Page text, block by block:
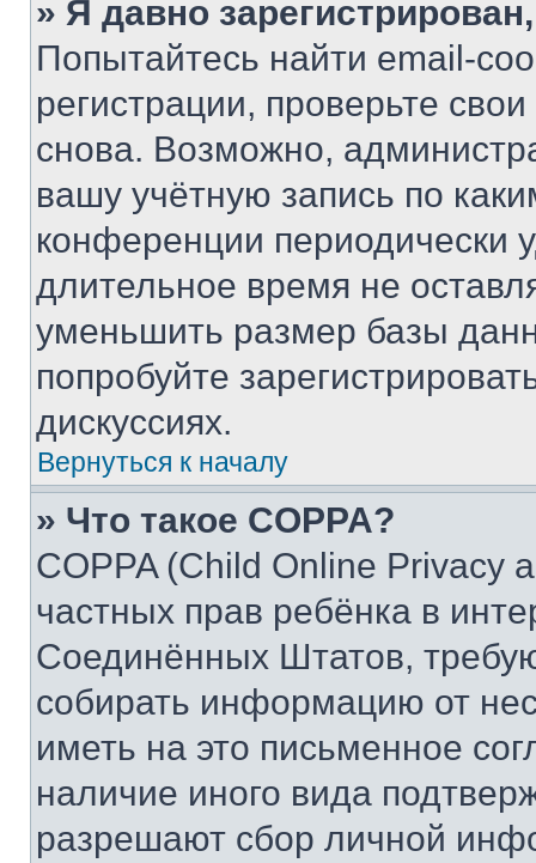
» Я давно
Попытайтесь найти email-
регистрации, проверьте
снова. Возможно,
вашу учётную запись по
конференции периодически
длительное время не
уменьшить размер базы
попробуйте
дискуссиях.
Вернуться к началу
» Что такое COPPA?
COPPA (Child Online Privacy
частных прав ребёнка в
Соединённых Штатов,
собирать информацию от
иметь на это письменное
наличие иного вида
разрешают сбор личной